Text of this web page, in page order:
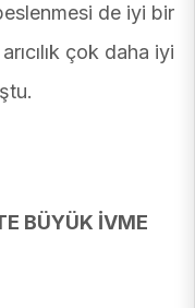
de iyi bir
çok daha iyi
BÜYÜK İVME